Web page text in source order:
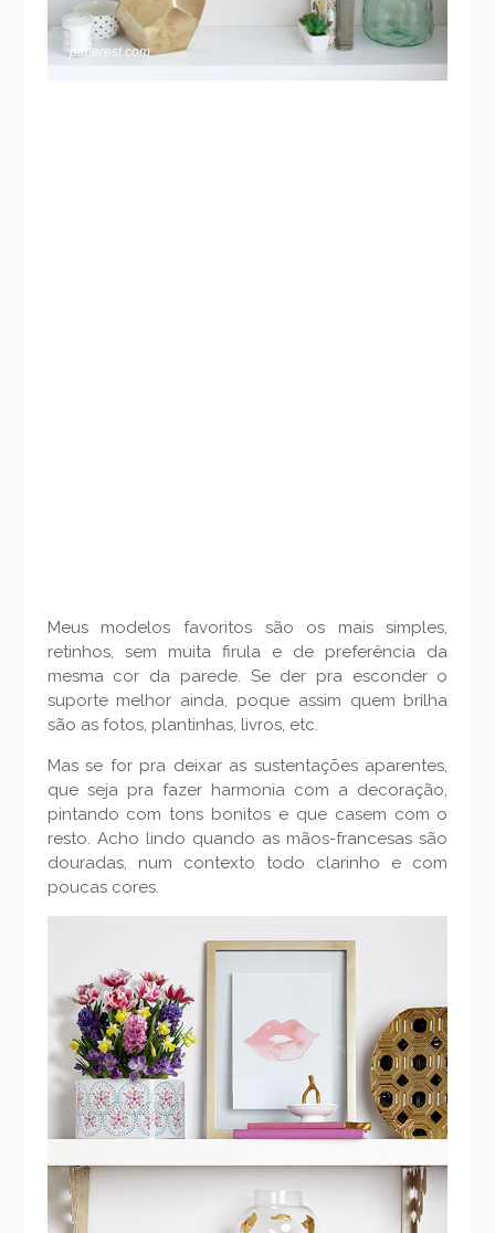
pinterest.com
Meus modelos favoritos são os mais simples,
retinhos, sem muita firula e de preferência da
mesma cor da parede. Se der pra esconder o
suporte melhor ainda, poque assim quem brilha
são as fotos, plantinhas, livros, etc.
Mas se for pra deixar as sustentações aparentes,
que seja pra fazer harmonia com a decoração,
pintando com tons bonitos e que casem com o
resto. Acho lindo quando as mãos-francesas são
douradas, num contexto todo clarinho e com
poucas cores.